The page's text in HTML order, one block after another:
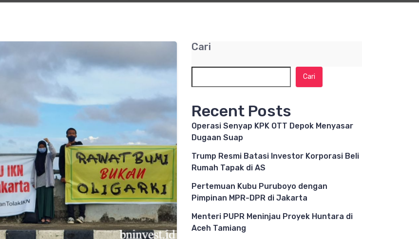
Cari
Cari
Recent Posts
Operasi Senyap KPK OTT Depok Menyasar
Dugaan Suap
Trump Resmi Batasi Investor Korporasi Beli
Rumah Tapak di AS
Pertemuan Kubu Puruboyo dengan
Pimpinan MPR-DPR di Jakarta
Menteri PUPR Meninjau Proyek Huntara di
Aceh Tamiang